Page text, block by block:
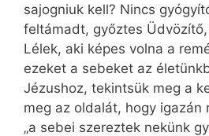
sajogniuk kell? Nincs
feltámadt, győztes
Lélek, aki képes volna a
ezeket a sebeket az
Jézushoz, tekintsük meg a
meg az oldalát, hogy igazán
„a sebei szereztek nekünk